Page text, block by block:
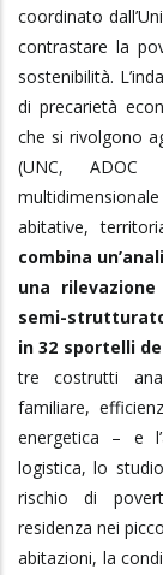
coordinato
contrastare la
sostenibilità.
di precarietà
che si rivolgono
(UNC,
abitative,
combina
una
semi-
in 32 sportelli
tre costrutti
familiare,
energetica – e
logistica, lo
rischio di
residenza nei
abitazioni, la